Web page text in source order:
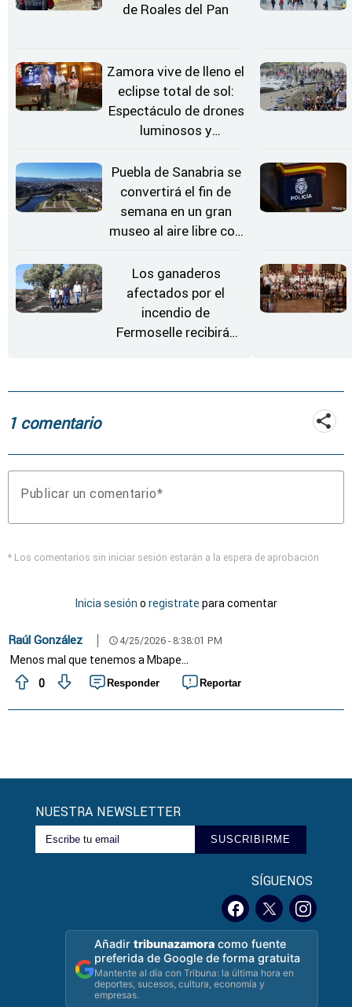
de Roales del Pan
Zamora vive de lleno el
eclipse total de sol:
Espectáculo de drones
luminosos y
Estrellas
Puebla de Sanabria se
convertirá el fin de
semana en un gran
museo al aire libre con
Los ganaderos
afectados por el
incendio de
Fermoselle recibirán
1 comentario
Publicar un comentario
* Los comentarios sin iniciar sesión estarán a la espera de aprobación
Inicia sesión o registrate para comentar
Raúl González schedule 4/25/2026 - 8:38:01 PM
Menos mal que tenemos a Mbape...
0
Responder Reportar
NUESTRA NEWSLETTER
SUSCRIBIRME
SÍGUENOS
Añadirtribunazamora como fuente
preferida de Google de forma gratuita
Mantente al día con Tribuna: la última hora en
deportes, sucesos, cultura, economía y
empresas.